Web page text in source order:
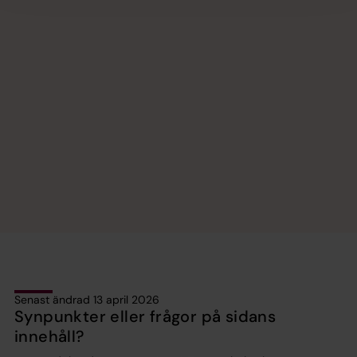
Senast ändrad 13 april 2026
Synpunkter eller frågor på sidans
innehåll?